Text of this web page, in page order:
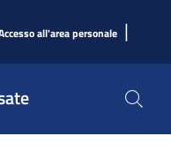
all'area personale |